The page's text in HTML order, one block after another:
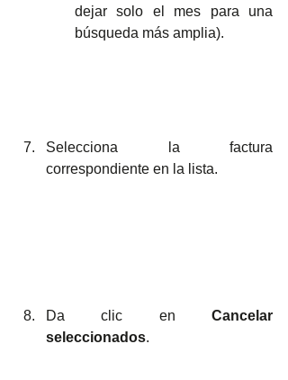
dejar solo el mes para una
búsqueda más amplia).
Selecciona la factura
correspondiente en la lista.
Da clic en Cancelar
seleccionados.